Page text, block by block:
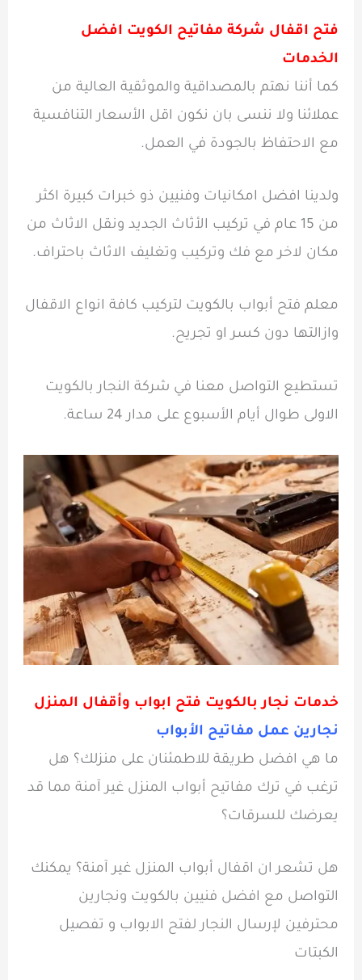
فتح اقفال شركة مفاتيح الكويت افضل
الخدمات
كما أننا نهتم بالمصداقية والموثقية العالية من
عملائنا ولا ننسى بان نكون اقل الأسعار التنافسية
مع الاحتفاظ بالجودة في العمل.
ولدينا افضل امكانيات وفنيين ذو خبرات كبيرة اكثر
من 15 عام في تركيب الأثاث الجديد ونقل الاثاث من
مكان لاخر مع فك وتركيب وتغليف الاثاث باحتراف.
معلم فتح أبواب بالكويت لتركيب كافة انواع الاقفال
وازالتها دون كسر او تجريح.
تستطيع التواصل معنا في شركة النجار بالكويت
الاولى طوال أيام الأسبوع على مدار 24 ساعة.
خدمات نجار بالكويت فتح ابواب وأقفال المنزل
نجارين عمل مفاتيح الأبواب
ما هي افضل طريقة للاطمئنان على منزلك؟ هل
ترغب في ترك مفاتيح أبواب المنزل غير آمنة مما قد
يعرضك للسرقات؟
هل تشعر ان اقفال أبواب المنزل غير آمنة؟ يمكنك
التواصل مع افضل فنيين بالكويت ونجارين
محترفين لإرسال النجار لفتح الابواب و تفصيل
الكبتات